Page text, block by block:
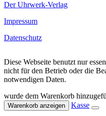
Der Uhrwerk-Verlag
Impressum
Datenschutz
Diese Webseite benutzt nur
nicht für den Betrieb oder die
notwendigen Daten.
wurde dem Warenkorb
Warenkorb anzeigen Kasse